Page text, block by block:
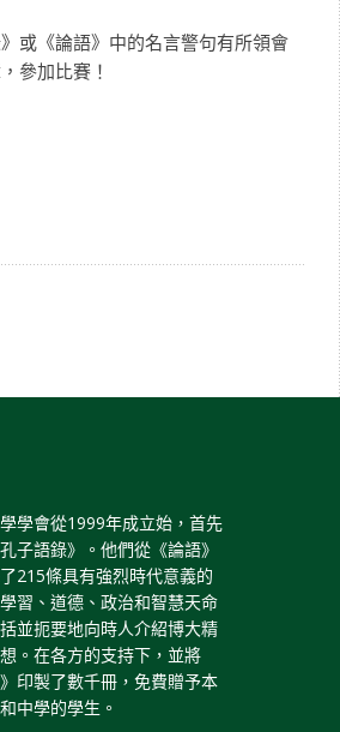
或《論語》中的名言警句有所領會
參加比賽！
學會從1999年成立始，首先
子語錄》。他們從《論語》
215條具有強烈時代意義的
習、道德、政治和智慧天命
並扼要地向時人介紹博大精
。在各方的支持下，並將
》印製了數千冊，免費贈予本
中學的學生。